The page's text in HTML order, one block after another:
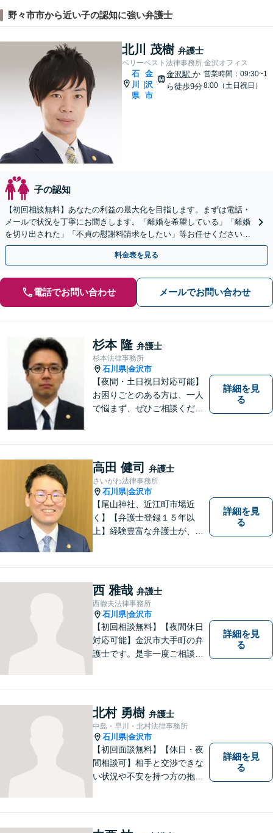
野々市市から近い子の認知に強い弁護士
北川 茂樹 弁護士
ベリーベスト法律事務所 金沢オフィス
石
川
県
|
金
沢
市
金沢駅か
ら徒歩9分
営業時間：09:30~1
8:00（土日祝日）
子の認知
【初回相談無料】あなたの利益の最大化を目指します。まずは電話・
メールで状況を丁寧にお聞きします。「離婚を希望している」「離婚
を切り出された」「不貞の慰謝料請求をしたい」等お任せください。
【リーズナブルな料金設定】
料金表を見る
電話でお問い合わせ メールでお問い合わせ
杉本 隆 弁護士
杉本法律事務所
石川県|金沢市
【夜間・土日祝日対応可能】
お困りごとのある方は、一人
で悩まず、ぜひご相談くださ
さい（相談料：１時間５5００
円(税込））
詳細を見
る
高田 健司 弁護士
さいがわ法律事務所
石川県|金沢市
【尾山神社、近江町市場近
く】【弁護士登録１５年以
上】経験豊富な弁護士が、誠
詳細を見
る
西 雅哉 弁護士
西徹夫法律事務所
石川県|金沢市
【初回相談無料】【夜間休日
対応可能】金沢市大手町の弁
護士です。是非一度ご相談く
詳細を見
る
北村 勇樹 弁護士
中島・早川・北村法律事務所
石川県|金沢市
【初回面談無料】【休日・夜
間相談可】相手と交渉できな
い状況や不安を持つ方の抱え
す。悩んでいる人は、一度弁
護士に話を聞いてもらうこと
詳細を見
る